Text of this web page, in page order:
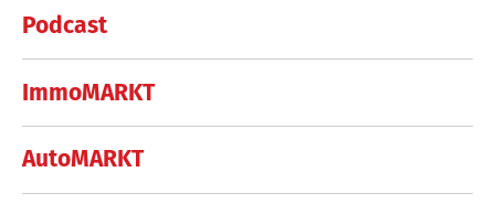
Podcast
ImmoMARKT
AutoMARKT